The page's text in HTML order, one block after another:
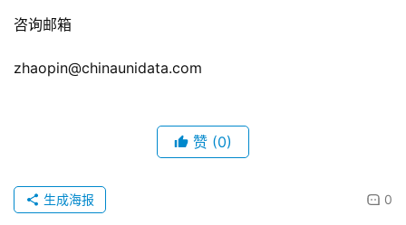
咨询邮箱
zhaopin@chinaunidata.com
赞 (0)
0
生成海报